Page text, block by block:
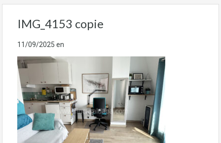
IMG_4153 copie
11/09/2025 en